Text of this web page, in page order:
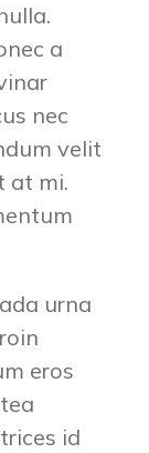
a
nec
velit
at mi.
urna
eros
id